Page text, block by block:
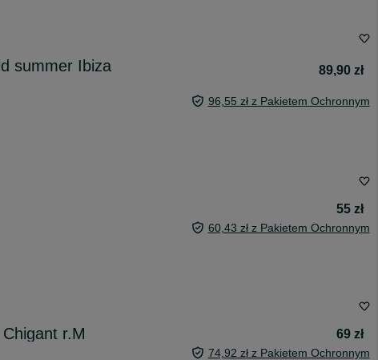
summer Ibiza
89,90 zł
96,55 zł z Pakietem Ochronnym
55 zł
60,43 zł z Pakietem Ochronnym
r.M
69 zł
74,92 zł z Pakietem Ochronnym